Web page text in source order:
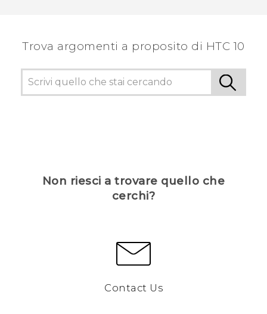
Trova argomenti a proposito di HTC 10
Non riesci a trovare quello che
cerchi?
Contact Us